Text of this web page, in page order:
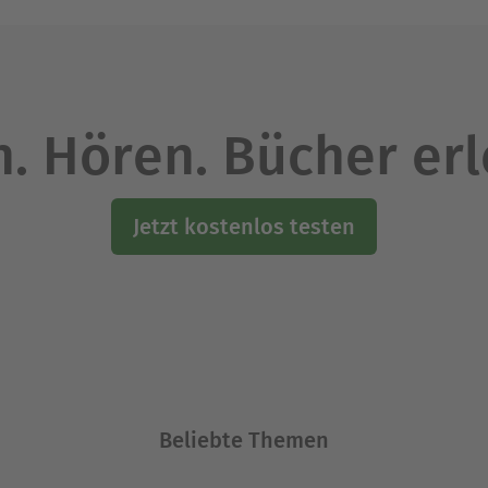
Hören. Bücher
Jetzt kostenlos testen
Beliebte Themen